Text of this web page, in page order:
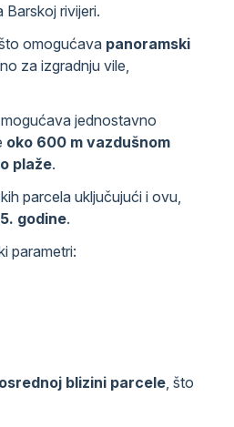
Barskoj rivijeri.
omogućava panoramski
za izgradnju vile,
jednostavno
oko 600 m vazdušnom
plaže.
parcela uključujući i ovu,
godine.
parametri:
blizini parcele, što